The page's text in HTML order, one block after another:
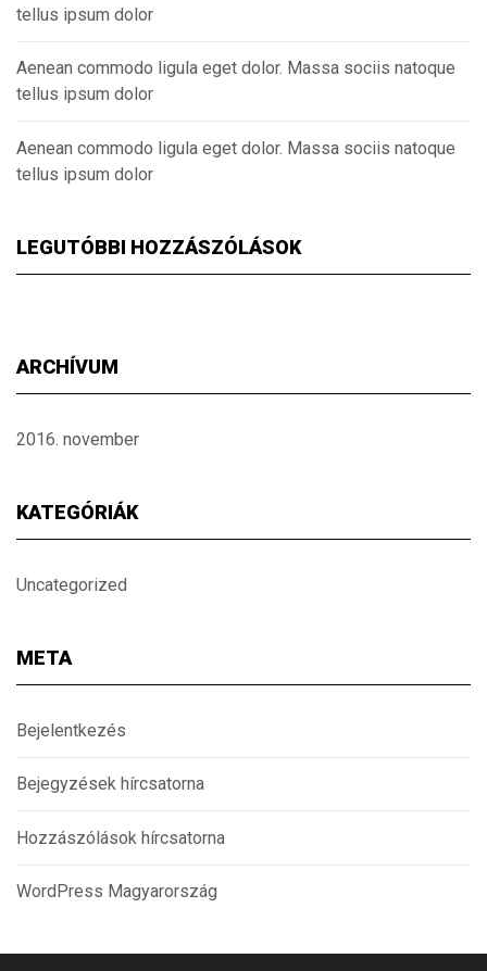
tellus ipsum dolor
Aenean commodo ligula eget dolor. Massa sociis natoque
tellus ipsum dolor
Aenean commodo ligula eget dolor. Massa sociis natoque
tellus ipsum dolor
LEGUTÓBBI HOZZÁSZÓLÁSOK
ARCHÍVUM
2016. november
KATEGÓRIÁK
Uncategorized
META
Bejelentkezés
Bejegyzések hírcsatorna
Hozzászólások hírcsatorna
WordPress Magyarország